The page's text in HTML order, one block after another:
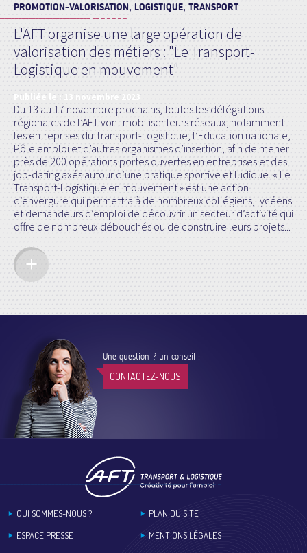
PROMOTION-VALORISATION, LOGISTIQUE, TRANSPORT
L'AFT organise une large opération de
valorisation des métiers : "Le Transport-
Logistique en mouvement"
Publiée le : 13 novembre 2023
Du 13 au 17 novembre prochains, toutes les délégations
régionales de l’AFT vont mobiliser leurs réseaux, notamment
les entreprises du Transport-Logistique, l’Education nationale,
Pôle emploi et d’autres organismes d’insertion, afin de mener
près de 200 opérations portes ouvertes en entreprises et des
job-dating axés autour d’une pratique sportive et ludique. « Le
Transport-Logistique en mouvement » est une action
d’envergure qui permettra à de nombreux collégiens, lycéens
et demandeurs d’emploi de découvrir un secteur d’activité qui
offre de nombreux débouchés ou de construire leurs projets...
Une question ? un conseil :
CONTACTEZ-NOUS
QUI SOMMES-NOUS ?
ESPACE PRESSE
PLAN DU SITE
MENTIONS LÉGALES